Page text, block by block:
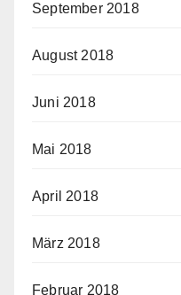
September 2018
August 2018
Juni 2018
Mai 2018
April 2018
März 2018
Februar 2018